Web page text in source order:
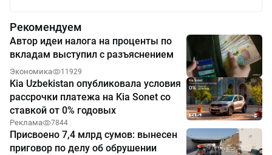
Рекомендуем
Автор идеи налога на проценты по
вкладам выступил с разъяснением
Экономика 11929
Kia Uzbekistan опубликовала условия
рассрочки платежа на Kia Sonet со
ставкой от 0% годовых
Реклама 7844
Присвоено 7,4 млрд сумов: вынесен
приговор по делу об обрушении